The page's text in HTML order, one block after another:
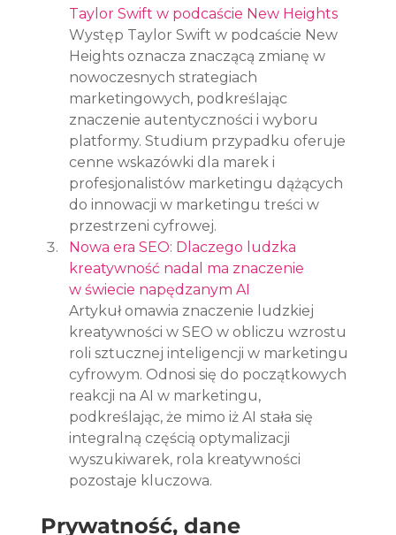
Taylor Swift w podcaście New Heights
Występ Taylor Swift w podcaście New
Heights oznacza znaczącą zmianę w
nowoczesnych strategiach
marketingowych, podkreślając
znaczenie autentyczności i wyboru
platformy. Studium przypadku oferuje
cenne wskazówki dla marek i
profesjonalistów marketingu dążących
do innowacji w marketingu treści w
przestrzeni cyfrowej.
Nowa era SEO: Dlaczego ludzka
kreatywność nadal ma znaczenie
w świecie napędzanym AI
Artykuł omawia znaczenie ludzkiej
kreatywności w SEO w obliczu wzrostu
roli sztucznej inteligencji w marketingu
cyfrowym. Odnosi się do początkowych
reakcji na AI w marketingu,
podkreślając, że mimo iż AI stała się
integralną częścią optymalizacji
wyszukiwarek, rola kreatywności
pozostaje kluczowa.
Prywatność, dane